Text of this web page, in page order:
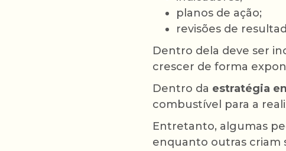
planos de ação;
revisões de
Dentro dela deve ser
crescer de forma
Dentro da estratégia
combustível para a
Entretanto, algumas
enquanto outras criam